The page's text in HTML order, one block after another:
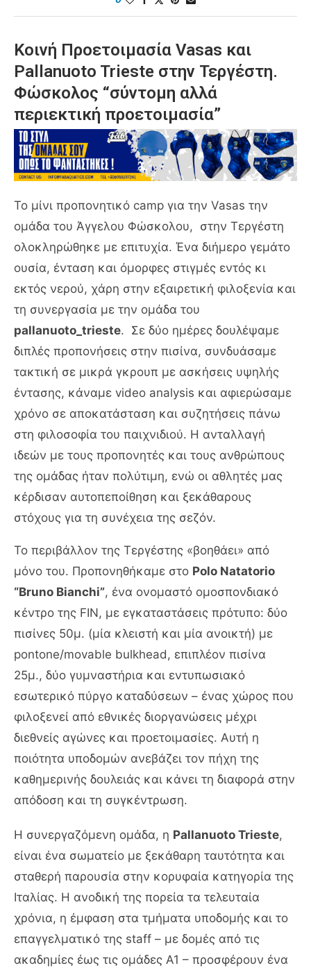
Κοινή Προετοιμασία Vasas και
Pallanuoto Trieste στην Τεργέστη.
Φώσκολος “σύντομη αλλά
περιεκτική προετοιμασία”
Το μίνι προπονητικό camp για την Vasas την
ομάδα του Άγγελου Φώσκολου, στην Τεργέστη
ολοκληρώθηκε με επιτυχία. Ένα διήμερο γεμάτο
ουσία, ένταση και όμορφες στιγμές εντός κι
εκτός νερού, χάρη στην εξαιρετική φιλοξενία και
τη συνεργασία με την ομάδα του
pallanuoto_trieste. Σε δύο ημέρες δουλέψαμε
διπλές προπονήσεις στην πισίνα, συνδυάσαμε
τακτική σε μικρά γκρουπ με ασκήσεις υψηλής
έντασης, κάναμε video analysis και αφιερώσαμε
χρόνο σε αποκατάσταση και συζητήσεις πάνω
στη φιλοσοφία του παιχνιδιού. Η ανταλλαγή
ιδεών με τους προπονητές και τους ανθρώπους
της ομάδας ήταν πολύτιμη, ενώ οι αθλητές μας
κέρδισαν αυτοπεποίθηση και ξεκάθαρους
στόχους για τη συνέχεια της σεζόν.
Το περιβάλλον της Τεργέστης «βοηθάει» από
μόνο του. Προπονηθήκαμε στο Polo Natatorio
“Bruno Bianchi”, ένα ονομαστό ομοσπονδιακό
κέντρο της FIN, με εγκαταστάσεις πρότυπο: δύο
πισίνες 50μ. (μία κλειστή και μία ανοικτή) με
pontone/movable bulkhead, επιπλέον πισίνα
25μ., δύο γυμναστήρια και εντυπωσιακό
εσωτερικό πύργο καταδύσεων – ένας χώρος που
φιλοξενεί από εθνικές διοργανώσεις μέχρι
διεθνείς αγώνες και προετοιμασίες. Αυτή η
ποιότητα υποδομών ανεβάζει τον πήχη της
καθημερινής δουλειάς και κάνει τη διαφορά στην
απόδοση και τη συγκέντρωση.
Η συνεργαζόμενη ομάδα, η Pallanuoto Trieste,
είναι ένα σωματείο με ξεκάθαρη ταυτότητα και
σταθερή παρουσία στην κορυφαία κατηγορία της
Ιταλίας. Η ανοδική της πορεία τα τελευταία
χρόνια, η έμφαση στα τμήματα υποδομής και το
επαγγελματικό της staff – με δομές από τις
ακαδημίες έως τις ομάδες Α1 – προσφέρουν ένα